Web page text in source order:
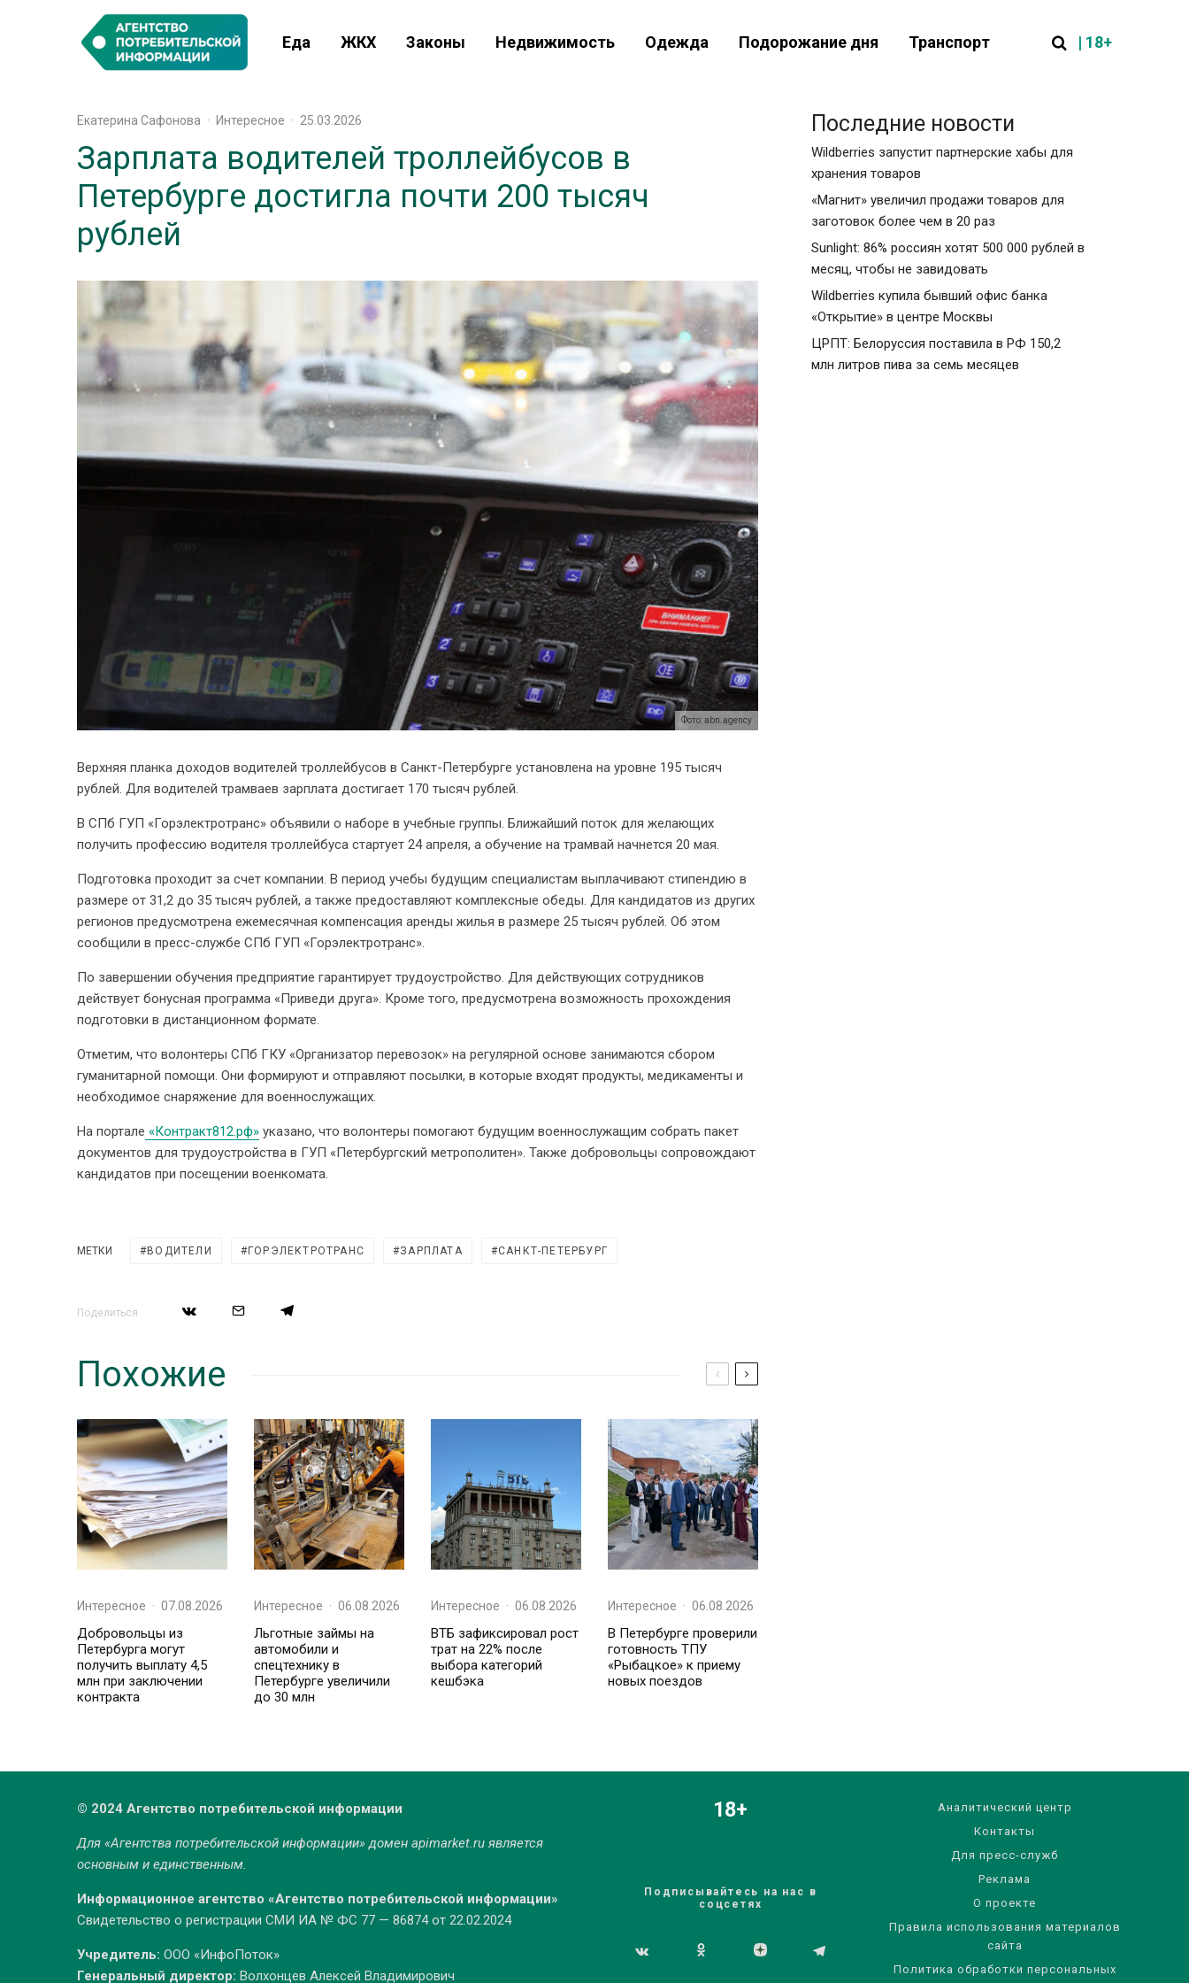
Еда ЖКХ Законы Недвижимость Одежда Подорожание дня Транспорт | 18+
Екатерина Сафонова · Интересное · 25.03.2026
Зарплата водителей троллейбусов в
Петербурге достигла почти 200 тысяч
рублей
Фото: abn.agency
Верхняя планка доходов водителей троллейбусов в Санкт-Петербурге установлена на уровне 195 тысяч
рублей. Для водителей трамваев зарплата достигает 170 тысяч рублей.
В СПб ГУП «Горэлектротранс» объявили о наборе в учебные группы. Ближайший поток для желающих
получить профессию водителя троллейбуса стартует 24 апреля, а обучение на трамвай начнется 20 мая.
Подготовка проходит за счет компании. В период учебы будущим специалистам выплачивают стипендию в
размере от 31,2 до 35 тысяч рублей, а также предоставляют комплексные обеды. Для кандидатов из других
регионов предусмотрена ежемесячная компенсация аренды жилья в размере 25 тысяч рублей. Об этом
сообщили в пресс-службе СПб ГУП «Горэлектротранс».
По завершении обучения предприятие гарантирует трудоустройство. Для действующих сотрудников
действует бонусная программа «Приведи друга». Кроме того, предусмотрена возможность прохождения
подготовки в дистанционном формате.
Отметим, что волонтеры СПб ГКУ «Организатор перевозок» на регулярной основе занимаются сбором
гуманитарной помощи. Они формируют и отправляют посылки, в которые входят продукты, медикаменты и
необходимое снаряжение для военнослужащих.
На портале «Контракт812.рф» указано, что волонтеры помогают будущим военнослужащим собрать пакет
документов для трудоустройства в ГУП «Петербургский метрополитен». Также добровольцы сопровождают
кандидатов при посещении военкомата.
МЕТКИ ВОДИТЕЛИ ГОРЭЛЕКТРОТРАНС ЗАРПЛАТА САНКТ-ПЕТЕРБУРГ
Поделиться
Похожие
Интересное · 07.08.2026
Добровольцы из
Петербурга могут
получить выплату 4,5
млн при заключении
контракта
Интересное · 06.08.2026
Льготные займы на
автомобили и
спецтехнику в
Петербурге увеличили
до 30 млн
Интересное · 06.08.2026
ВТБ зафиксировал рост
трат на 22% после
выбора категорий
кешбэка
Интересное · 06.08.2026
В Петербурге проверили
готовность ТПУ
«Рыбацкое» к приему
новых поездов
Последние новости
Wildberries запустит партнерские хабы для
хранения товаров
«Магнит» увеличил продажи товаров для
заготовок более чем в 20 раз
Sunlight: 86% россиян хотят 500 000 рублей в
месяц, чтобы не завидовать
Wildberries купила бывший офис банка
«Открытие» в центре Москвы
ЦРПТ: Белоруссия поставила в РФ 150,2
млн литров пива за семь месяцев
© 2024 Агентство потребительской информации
Для «Агентства потребительской информации» домен apimarket.ruявляется
основным и единственным.
Информационное агентство «Агентство потребительской информации»
Свидетельство о регистрации СМИ ИА № ФС 77 — 86874 от 22.02.2024
Учредитель: ООО «ИнфоПоток»
Генеральный директор: Волхонцев Алексей Владимирович
18+
Подписывайтесь на нас в
соцсетях
Аналитический центр
Контакты
Для пресс-служб
Реклама
О проекте
Правила использования материалов
сайта
Политика обработки персональных